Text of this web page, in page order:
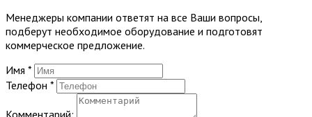
Менеджеры компании ответят на все Ваши вопросы,
подберут необходимое оборудование и подготовят
коммерческое предложение.
Имя *
Телефон *
Комментарий: